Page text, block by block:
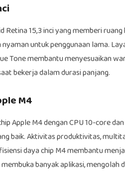
Retina 15,3 inci yang memberi
untuk penggunaan lama.
Tone membantu menyesuaikan
bekerja dalam durasi panjang.
M4
Apple M4 dengan CPU 10-core
baik. Aktivitas produktivitas,
daya chip M4 membantu
banyak aplikasi,